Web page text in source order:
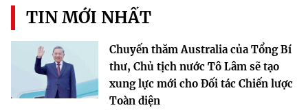
TIN MỚI NHẤT
Chuyến thăm Australia của Tổng Bí
thư, Chủ tịch nước Tô Lâm sẽ tạo
xung lực mới cho Đối tác Chiến lược
Toàn diện